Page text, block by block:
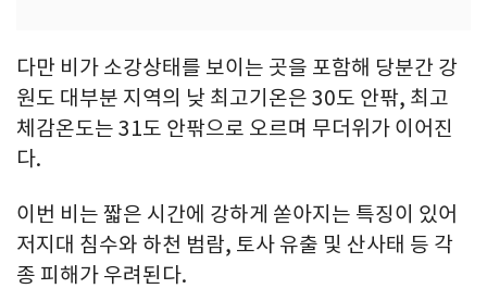
다만 비가 소강상태를 보이는 곳을 포함해 당분간 강
원도 대부분 지역의 낮 최고기온은 30도 안팎, 최고
체감온도는 31도 안팎으로 오르며 무더위가 이어진
다.
이번 비는 짧은 시간에 강하게 쏟아지는 특징이 있어
저지대 침수와 하천 범람, 토사 유출 및 산사태 등 각
종 피해가 우려된다.